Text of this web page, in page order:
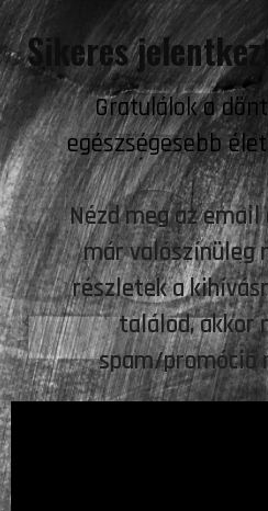
Sikeres
Gratulálok a
egészségesebb
Nézd meg az
már valószínüleg
részletek a
találod, akkor
spam/promóció